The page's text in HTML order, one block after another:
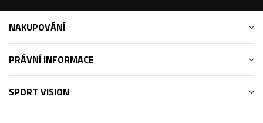
NAKUPOVÁNÍ
PRÁVNÍ INFORMACE
SPORT VISION